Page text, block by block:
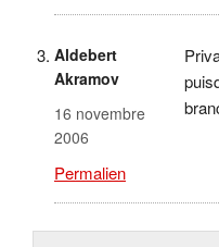
Aldebert
Akramov
16 novembre
2006
Permalien